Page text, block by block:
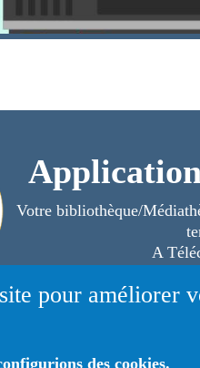
Votre bibliothèque/
A
pour améliorer
des cookies.